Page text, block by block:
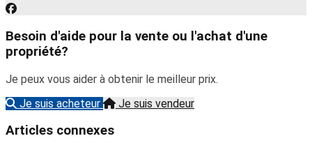
Besoin d'aide pour la vente ou l'achat d'une
propriété?
Je peux vous aider à obtenir le meilleur prix.
Je suis acheteur
Je suis vendeur
Articles connexes